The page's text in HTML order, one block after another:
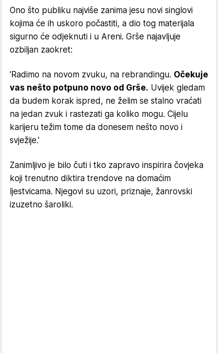
Ono što publiku najviše zanima jesu novi singlovi
kojima će ih uskoro počastiti, a dio tog materijala
sigurno će odjeknuti i u Areni. Grše najavljuje
ozbiljan zaokret:
'Radimo na novom zvuku, na rebrandingu. Očekuje
vas nešto potpuno novo od Grše. Uvijek gledam
da budem korak ispred, ne želim se stalno vraćati
na jedan zvuk i rastezati ga koliko mogu. Cijelu
karijeru težim tome da donesem nešto novo i
svježije.'
Zanimljivo je bilo čuti i tko zapravo inspirira čovjeka
koji trenutno diktira trendove na domaćim
ljestvicama. Njegovi su uzori, priznaje, žanrovski
izuzetno šaroliki.